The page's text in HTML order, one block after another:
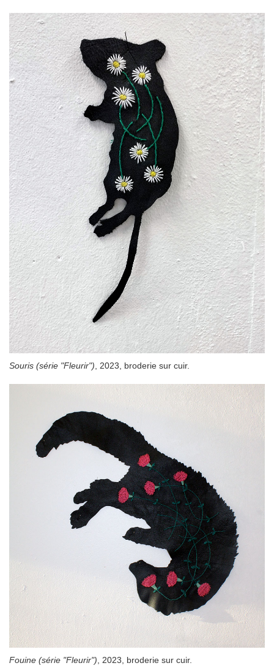
Souris (série "Fleurir") , 2023, broderie sur cuir.
Fouine (série "Fleurir") , 2023, broderie sur cuir.